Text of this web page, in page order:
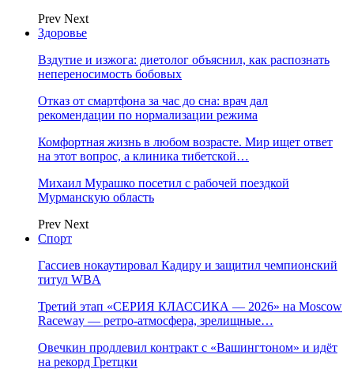
Prev Next
Здоровье
Вздутие и изжога: диетолог объяснил, как распознать
непереносимость бобовых
Отказ от смартфона за час до сна: врач дал
рекомендации по нормализации режима
Комфортная жизнь в любом возрасте. Мир ищет ответ
на этот вопрос, а клиника тибетской…
Михаил Мурашко посетил с рабочей поездкой
Мурманскую область
Prev Next
Спорт
Гассиев нокаутировал Кадиру и защитил чемпионский
титул WBA
Третий этап «СЕРИЯ КЛАССИКА — 2026» на Moscow
Raceway — ретро‑атмосфера, зрелищные…
Овечкин продлевил контракт с «Вашингтоном» и идёт
на рекорд Гретцки